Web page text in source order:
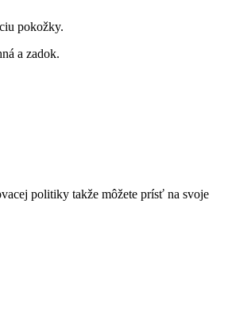
pokožky.
a zadok.
politiky takže môžete prísť na svoje